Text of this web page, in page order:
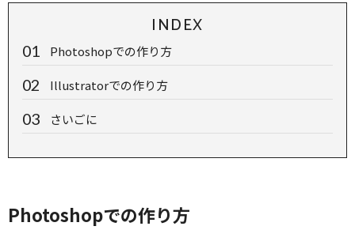
INDEX
Photoshopでの作り方
Illustratorでの作り方
さいごに
Photoshopでの作り方